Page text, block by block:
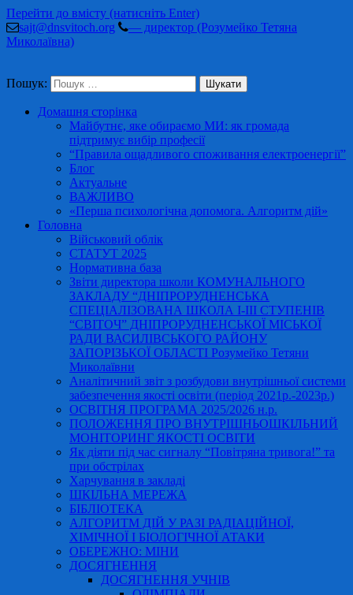
Перейти до вмісту (натисніть Enter)
sajt@dnsvitoch.org
— директор (Розумейко Тетяна
Миколаївна)
Пошук:
Домашня сторінка
Майбутнє, яке обираємо МИ: як громада
підтримує вибір професії
“Правила ощадливого споживання електроенергії”
Блог
Актуальне
ВАЖЛИВО
«Перша психологічна допомога. Алгоритм дій»
Головна
Військовий облік
СТАТУТ 2025
Нормативна база
Звіти директора школи КОМУНАЛЬНОГО
ЗАКЛАДУ “ДНІПРОРУДНЕНСЬКА
СПЕЦІАЛІЗОВАНА ШКОЛА І-ІІІ СТУПЕНІВ
“СВІТОЧ” ДНІПРОРУДНЕНСЬКОЇ МІСЬКОЇ
РАДИ ВАСИЛІВСЬКОГО РАЙОНУ
ЗАПОРІЗЬКОЇ ОБЛАСТІ Розумейко Тетяни
Миколаївни
Аналітичний звіт з розбудови внутрішньої системи
забезпечення якості освіти (період 2021р.-2023р.)
ОСВІТНЯ ПРОГРАМА 2025/2026 н.р.
ПОЛОЖЕННЯ ПРО ВНУТРІШНЬОШКІЛЬНИЙ
МОНІТОРИНГ ЯКОСТІ ОСВІТИ
Як діяти під час сигналу “Повітряна тривога!” та
при обстрілах
Харчування в закладі
ШКІЛЬНА МЕРЕЖА
БІБЛІОТЕКА
АЛГОРИТМ ДІЙ У РАЗІ РАДІАЦІЙНОЇ,
ХІМІЧНОЇ І БІОЛОГІЧНОЇ АТАКИ
ОБЕРЕЖНО: МІНИ
ДОСЯГНЕННЯ
ДОСЯГНЕННЯ УЧНІВ